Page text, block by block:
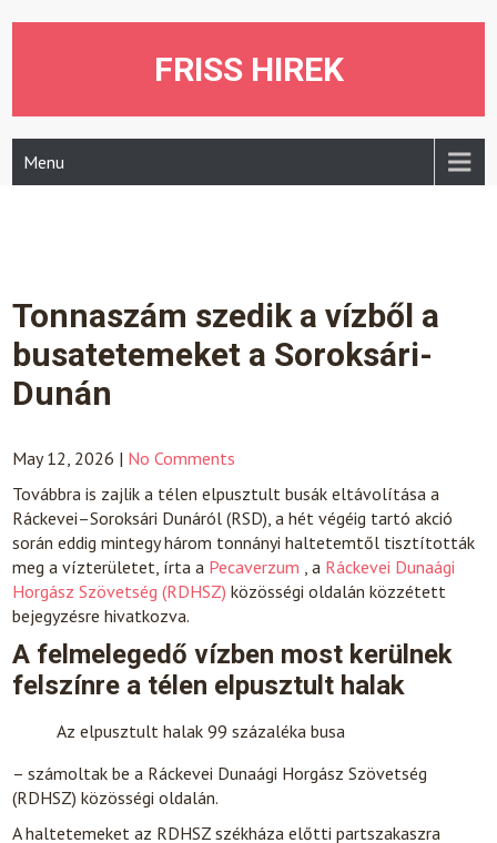
FRISS HIREK
Menu
Tonnaszám szedik a vízből a
busatetemeket a Soroksári-
Dunán
May 12, 2026 | No Comments
Továbbra is zajlik a télen elpusztult busák eltávolítása a
Ráckevei–Soroksári Dunáról (RSD), a hét végéig tartó akció
során eddig mintegy három tonnányi haltetemtől tisztították
meg a vízterületet, írta a Pecaverzum , a Ráckevei Dunaági
Horgász Szövetség (RDHSZ) közösségi oldalán közzétett
bejegyzésre hivatkozva.
A felmelegedő vízben most kerülnek
felszínre a télen elpusztult halak
Az elpusztult halak 99 százaléka busa
– számoltak be a Ráckevei Dunaági Horgász Szövetség
(RDHSZ) közösségi oldalán.
A haltetemeket az RDHSZ székháza előtti partszakaszra